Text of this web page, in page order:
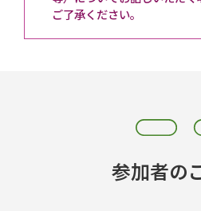
ご了承ください。
参加者の